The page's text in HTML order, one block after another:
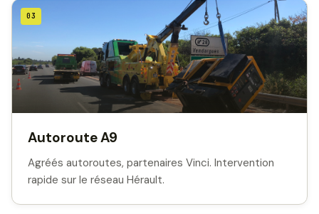
03
Autoroute A9
Agréés autoroutes, partenaires Vinci. Intervention
rapide sur le réseau Hérault.